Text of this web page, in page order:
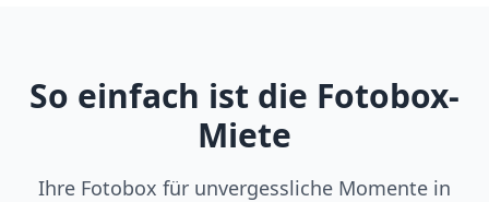
So einfach ist die Fotobox-
Miete
Ihre Fotobox für unvergessliche Momente in